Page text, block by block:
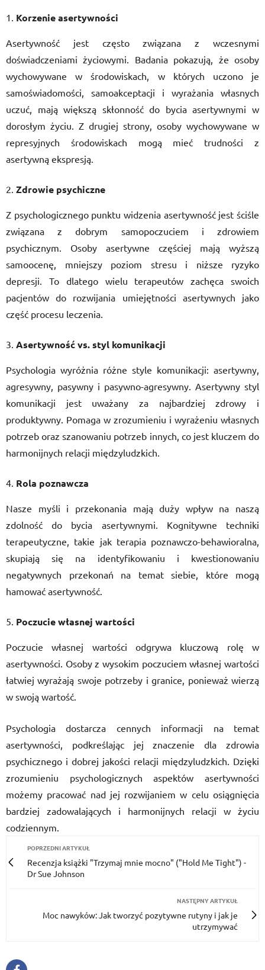
Korzenie asertywności
Asertywność jest często związana z wczesnymi
doświadczeniami życiowymi. Badania pokazują, że osoby
wychowywane w środowiskach, w których uczono je
samoświadomości, samoakceptacji i wyrażania własnych
uczuć, mają większą skłonność do bycia asertywnymi w
dorosłym życiu. Z drugiej strony, osoby wychowywane w
represyjnych środowiskach mogą mieć trudności z
asertywną ekspresją.
Zdrowie psychiczne
Z psychologicznego punktu widzenia asertywność jest ściśle
związana z dobrym samopoczuciem i zdrowiem
psychicznym. Osoby asertywne częściej mają wyższą
samoocenę, mniejszy poziom stresu i niższe ryzyko
depresji. To dlatego wielu terapeutów zachęca swoich
pacjentów do rozwijania umiejętności asertywnych jako
część procesu leczenia.
Asertywność vs. styl komunikacji
Psychologia wyróżnia różne style komunikacji: asertywny,
agresywny, pasywny i pasywno-agresywny. Asertywny styl
komunikacji jest uważany za najbardziej zdrowy i
produktywny. Pomaga w zrozumieniu i wyrażeniu własnych
potrzeb oraz szanowaniu potrzeb innych, co jest kluczem do
harmonijnych relacji międzyludzkich.
Rola poznawcza
Nasze myśli i przekonania mają duży wpływ na naszą
zdolność do bycia asertywnymi. Kognitywne techniki
terapeutyczne, takie jak terapia poznawczo-behawioralna,
skupiają się na identyfikowaniu i kwestionowaniu
negatywnych przekonań na temat siebie, które mogą
hamować asertywność.
Poczucie własnej wartości
Poczucie własnej wartości odgrywa kluczową rolę w
asertywności. Osoby z wysokim poczuciem własnej wartości
łatwiej wyrażają swoje potrzeby i granice, ponieważ wierzą
w swoją wartość.
Psychologia dostarcza cennych informacji na temat
asertywności, podkreślając jej znaczenie dla zdrowia
psychicznego i dobrej jakości relacji międzyludzkich. Dzięki
zrozumieniu psychologicznych aspektów asertywności
możemy pracować nad jej rozwijaniem w celu osiągnięcia
bardziej zadowalających i harmonijnych relacji w życiu
codziennym.
POPRZEDNI ARTYKUŁ
Recenzja książki "Trzymaj mnie mocno" ("Hold Me Tight") -
Dr Sue Johnson
NASTĘPNY ARTYKUŁ
Moc nawyków: Jak tworzyć pozytywne rutyny i jak je
utrzymywać